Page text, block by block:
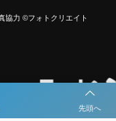
先頭へ
協力 ©フォトクリエイト